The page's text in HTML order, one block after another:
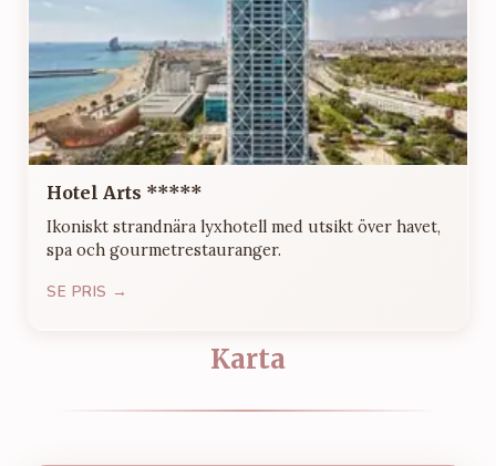
Hotel Arts *****
Ikoniskt strandnära lyxhotell med utsikt över havet,
spa och gourmetrestauranger.
SE PRIS →
Karta